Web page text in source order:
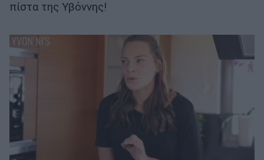
πίστα της Υβόννης!